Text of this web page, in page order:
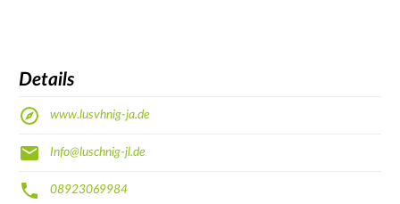
Details
www.lusvhnig-ja.de
Info@luschnig-jl.de
08923069984